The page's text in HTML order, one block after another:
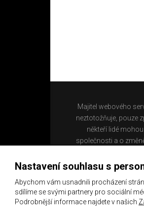
Majitel webového
neztotožňuje, pouze
někteří lidé
společnosti a o
Nastavení souhlasu s
Abychom vám usnadnili procházení
sdílíme se svými partnery pro sociální
Podrobnější informace najdete v našich